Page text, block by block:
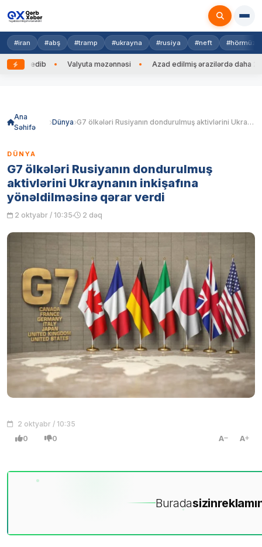
#iran #abş #tramp #ukrayna #rusiya #neft #hörmüz
edib Valyuta məzənnəsi Azad edilmiş ərazilərdə daha 212
Ana
Səhifə
Dünya G7 ölkələri Rusiyanın dondurulmuş aktivlərini Ukraynanın inkişafına yönəldilməsinə qərar verdi
DÜNYA
G7 ölkələri Rusiyanın dondurulmuş
aktivlərini Ukraynanın inkişafına
yönəldilməsinə qərar verdi
2 oktyabr / 10:35 2 dəq
2 oktyabr / 10:35
0 0 A A
Buradasizin